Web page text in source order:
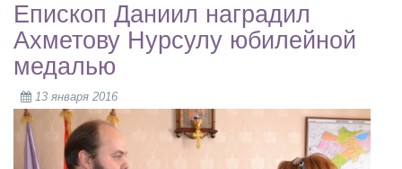
Епископ Даниил наградил
Ахметову Нурсулу юбилейной
медалью
13 января 2016